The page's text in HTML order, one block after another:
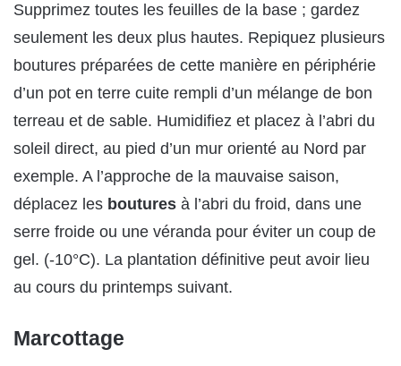
Supprimez toutes les feuilles de la base ; gardez
seulement les deux plus hautes. Repiquez plusieurs
boutures préparées de cette manière en périphérie
d’un pot en terre cuite rempli d’un mélange de bon
terreau et de sable. Humidifiez et placez à l’abri du
soleil direct, au pied d’un mur orienté au Nord par
exemple. A l’approche de la mauvaise saison,
déplacez les boutures à l’abri du froid, dans une
serre froide ou une véranda pour éviter un coup de
gel. (-10°C). La plantation définitive peut avoir lieu
au cours du printemps suivant.
Marcottage